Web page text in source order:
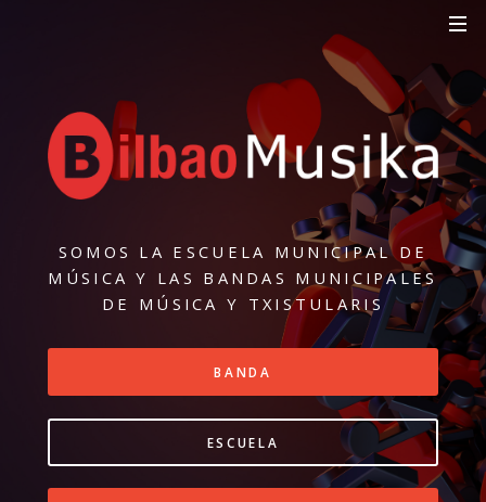
SOMOS LA ESCUELA MUNICIPAL DE
MÚSICA Y LAS BANDAS MUNICIPALES
DE MÚSICA Y TXISTULARIS
BANDA
ESCUELA